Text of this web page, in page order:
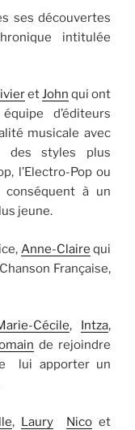
ses découvertes
intitulée
etJohn qui ont
d’éditeurs
musicale avec
des styles plus
l’Electro-Pop ou
conséquent à un
jeune.
Anne-Claire qui
Française,
Cécile, Intza,
de rejoindre
lui apporter un
, Laury Nicoet